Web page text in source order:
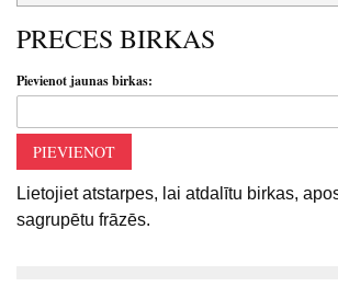
PRECES BIRKAS
Pievienot jaunas birkas:
PIEVIENOT
Lietojiet atstarpes, lai atdalītu birkas,
sagrupētu frāzēs.